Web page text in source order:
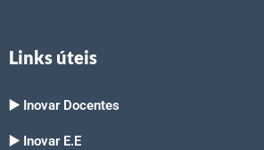
Links úteis
▶️ Inovar Docentes
▶️ Inovar E.E